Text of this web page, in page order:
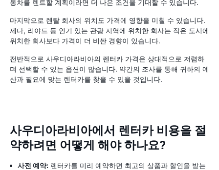
동차를 렌트할 계획이라면 더 나은 조건을 기대할 수 있습니다.
마지막으로 렌탈 회사의 위치도 가격에 영향을 미칠 수 있습니다.
제다, 리야드 등 인기 있는 관광 지역에 위치한 회사는 작은 도시에
위치한 회사보다 가격이 더 비싼 경향이 있습니다.
전반적으로 사우디아라비아의 렌터카 가격은 상대적으로 저렴하
며 선택할 수 있는 옵션이 많습니다. 약간의 조사를 통해 귀하의 예
산과 필요에 맞는 렌터카를 찾을 수 있을 것입니다.
사우디아라비아에서 렌터카 비용을 절
약하려면 어떻게 해야 하나요?
사전 예약: 렌터카를 미리 예약하면 최고의 상품과 할인을 받는